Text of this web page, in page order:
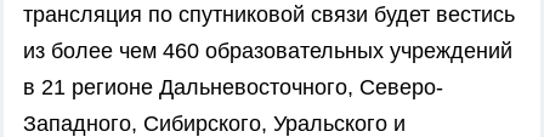
трансляция по спутниковой связи будет вестись
из более чем 460 образовательных учреждений
в 21 регионе Дальневосточного, Северо-
Западного, Сибирского, Уральского и